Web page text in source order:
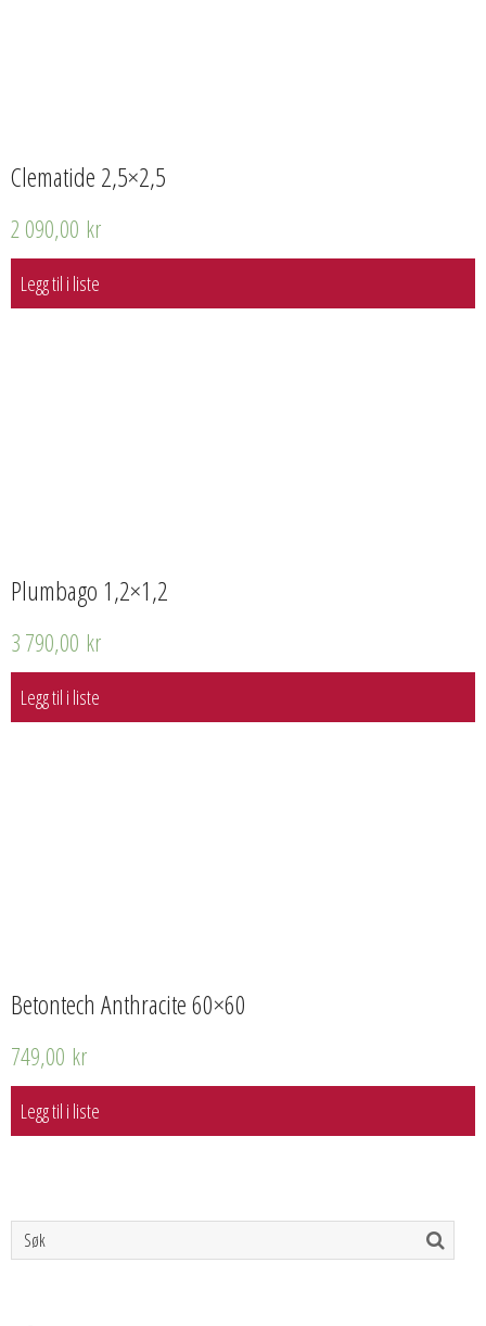
Clematide 2,5×2,5
2 090,00 kr
Legg til i liste
Plumbago 1,2×1,2
3 790,00 kr
Legg til i liste
Betontech Anthracite 60×60
749,00 kr
Legg til i liste